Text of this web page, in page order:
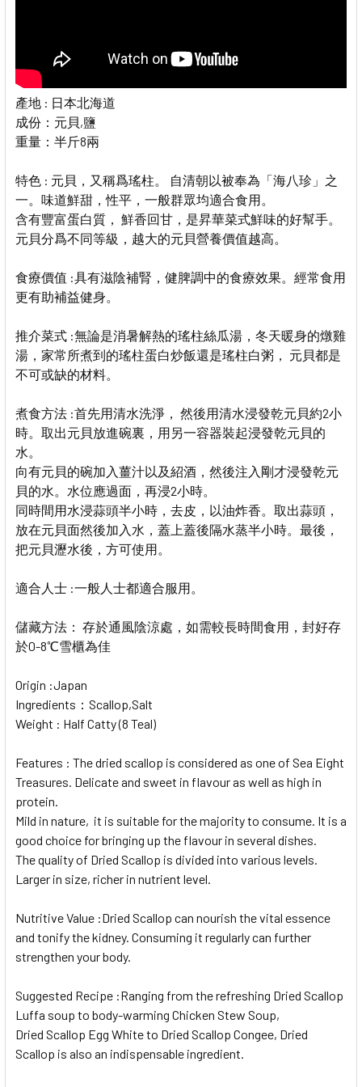
產地 : 日本北海道
成份： 元貝,鹽
重量：半斤8兩
特色 : 元貝，又稱爲瑤柱。 自清朝以被奉為「海八珍」之
一。味道鮮甜，性平，一般群眾均適合食用。
含有豐富蛋白質， 鮮香回甘，是昇華菜式鮮味的好幫手。
元貝分爲不同等級，越大的元貝營養價值越高。
食療價值 :具有滋陰補腎，健脾調中的食療效果。經常食用
更有助補益健身。
推介菜式 :無論是消暑解熱的瑤柱絲瓜湯，冬天暖身的燉雞
湯，家常所煮到的瑤柱蛋白炒飯還是瑤柱白粥， 元貝都是
不可或缺的材料。
煮食方法 :首先用清水洗淨， 然後用清水浸發乾元貝約2小
時。取出元貝放進碗裏，用另一容器裝起浸發乾元貝的
水。
向有元貝的碗加入薑汁以及紹酒，然後注入剛才浸發乾元
貝的水。水位應過面，再浸2小時。
同時間用水浸蒜頭半小時，去皮，以油炸香。取出蒜頭，
放在元貝面然後加入水，蓋上蓋後隔水蒸半小時。最後，
把元貝瀝水後，方可使用。
適合人士 :一般人士都適合服用。
儲藏方法： 存於通風陰涼處，如需較長時間食用，封好存
於0-8℃雪櫃為佳
Origin :Japan
Ingredients： Scallop,Salt
Weight : Half Catty (8 Teal)
Features : The dried scallop is considered as one of Sea Eight
Treasures. Delicate and sweet in flavour as well as high in
protein.
Mild in nature, it is suitable for the majority to consume. It is a
good choice for bringing up the flavour in several dishes.
The quality of Dried Scallop is divided into various levels.
Larger in size, richer in nutrient level.
Nutritive Value :Dried Scallop can nourish the vital essence
and tonify the kidney. Consuming it regularly can further
strengthen your body.
Suggested Recipe :Ranging from the refreshing Dried Scallop
Luffa soup to body-warming Chicken Stew Soup,
Dried Scallop Egg White to Dried Scallop Congee, Dried
Scallop is also an indispensable ingredient.